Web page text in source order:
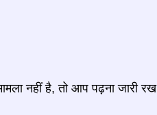
नहीं है, तो आप पढ़ना जारी रख